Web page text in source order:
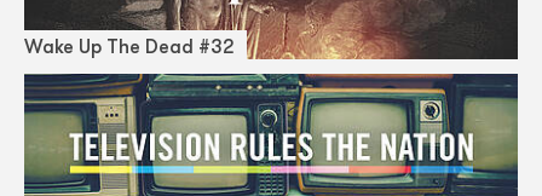
Wake Up The Dead #32